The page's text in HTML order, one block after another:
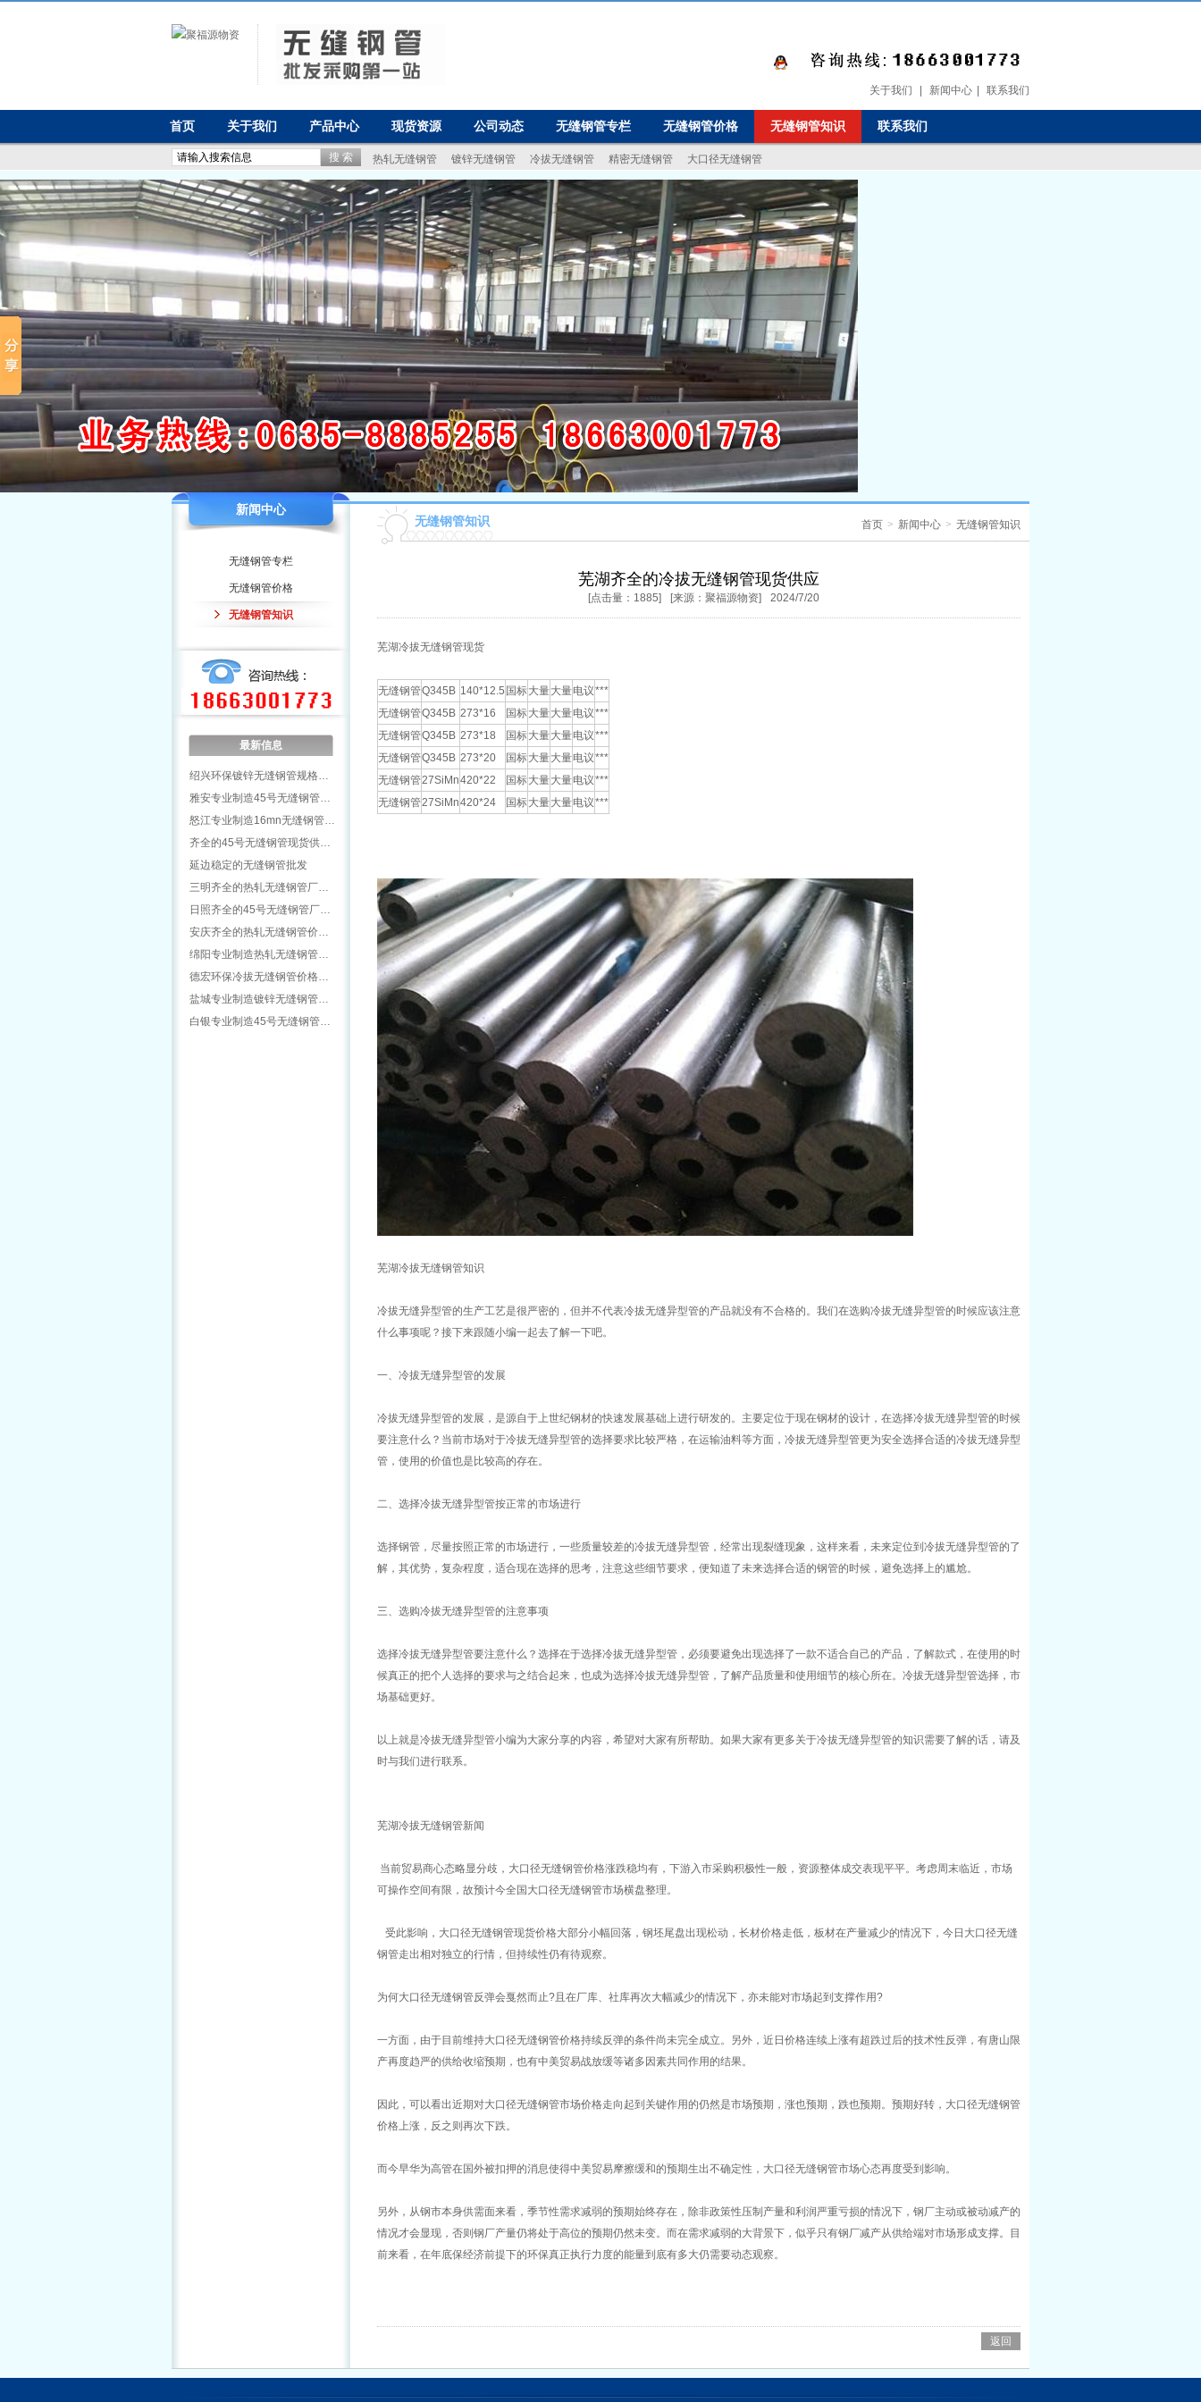
关于我们 新闻中心 联系我们
首页 关于我们 产品中心 现货资源 公司动态 无缝钢管专栏 无缝钢管价格 无缝钢管知识 联系我们
热轧无缝钢管 镀锌无缝钢管 冷拔无缝钢管 精密无缝钢管 大口径无缝钢管
新闻中心
无缝钢管专栏
无缝钢管价格
无缝钢管知识
最新信息
绍兴环保镀锌无缝钢管规格…
雅安专业制造45号无缝钢管…
怒江专业制造16mn无缝钢管…
齐全的45号无缝钢管现货供…
延边稳定的无缝钢管批发
三明齐全的热轧无缝钢管厂…
日照齐全的45号无缝钢管厂…
安庆齐全的热轧无缝钢管价…
绵阳专业制造热轧无缝钢管…
德宏环保冷拔无缝钢管价格…
盐城专业制造镀锌无缝钢管…
白银专业制造45号无缝钢管…
无缝钢管知识 首页 > 新闻中心 > 无缝钢管知识
芜湖齐全的冷拔无缝钢管现货供应
[点击量：1885] [来源：聚福源物资] 2024/7/20
芜湖冷拔无缝钢管现货
无缝钢管Q345B 140*12.5 国标大量大量电议***
无缝钢管Q345B 273*16 国标大量大量电议***
无缝钢管Q345B 273*18 国标大量大量电议***
无缝钢管Q345B 273*20 国标大量大量电议***
无缝钢管27SiMn420*22 国标大量大量电议***
无缝钢管27SiMn420*24 国标大量大量电议***
芜湖冷拔无缝钢管知识
冷拔无缝异型管的生产工艺是很严密的，但并不代表冷拔无缝异型管的产品就没有不合格的。我们在选购冷拔无缝异型管的时候应该注意
什么事项呢？接下来跟随小编一起去了解一下吧。
一、冷拔无缝异型管的发展
冷拔无缝异型管的发展，是源自于上世纪钢材的快速发展基础上进行研发的。主要定位于现在钢材的设计，在选择冷拔无缝异型管的时候
要注意什么？当前市场对于冷拔无缝异型管的选择要求比较严格，在运输油料等方面，冷拔无缝异型管更为安全选择合适的冷拔无缝异型
管，使用的价值也是比较高的存在。
二、选择冷拔无缝异型管按正常的市场进行
选择钢管，尽量按照正常的市场进行，一些质量较差的冷拔无缝异型管，经常出现裂缝现象，这样来看，未来定位到冷拔无缝异型管的了
解，其优势，复杂程度，适合现在选择的思考，注意这些细节要求，便知道了未来选择合适的钢管的时候，避免选择上的尴尬。
三、选购冷拔无缝异型管的注意事项
选择冷拔无缝异型管要注意什么？选择在于选择冷拔无缝异型管，必须要避免出现选择了一款不适合自己的产品，了解款式，在使用的时
候真正的把个人选择的要求与之结合起来，也成为选择冷拔无缝异型管，了解产品质量和使用细节的核心所在。冷拔无缝异型管选择，市
场基础更好。
以上就是冷拔无缝异型管小编为大家分享的内容，希望对大家有所帮助。如果大家有更多关于冷拔无缝异型管的知识需要了解的话，请及
时与我们进行联系。
芜湖冷拔无缝钢管新闻
当前贸易商心态略显分歧，大口径无缝钢管价格涨跌稳均有，下游入市采购积极性一般，资源整体成交表现平平。考虑周末临近，市场
可操作空间有限，故预计今全国大口径无缝钢管市场横盘整理。
受此影响，大口径无缝钢管现货价格大部分小幅回落，钢坯尾盘出现松动，长材价格走低，板材在产量减少的情况下，今日大口径无缝
钢管走出相对独立的行情，但持续性仍有待观察。
为何大口径无缝钢管反弹会戛然而止?且在厂库、社库再次大幅减少的情况下，亦未能对市场起到支撑作用?
一方面，由于目前维持大口径无缝钢管价格持续反弹的条件尚未完全成立。另外，近日价格连续上涨有超跌过后的技术性反弹，有唐山限
产再度趋严的供给收缩预期，也有中美贸易战放缓等诸多因素共同作用的结果。
因此，可以看出近期对大口径无缝钢管市场价格走向起到关键作用的仍然是市场预期，涨也预期，跌也预期。预期好转，大口径无缝钢管
价格上涨，反之则再次下跌。
而今早华为高管在国外被扣押的消息使得中美贸易摩擦缓和的预期生出不确定性，大口径无缝钢管市场心态再度受到影响。
另外，从钢市本身供需面来看，季节性需求减弱的预期始终存在，除非政策性压制产量和利润严重亏损的情况下，钢厂主动或被动减产的
情况才会显现，否则钢厂产量仍将处于高位的预期仍然未变。而在需求减弱的大背景下，似乎只有钢厂减产从供给端对市场形成支撑。目
前来看，在年底保经济前提下的环保真正执行力度的能量到底有多大仍需要动态观察。
返回